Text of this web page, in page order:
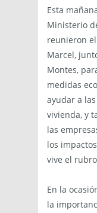
Esta
Ministerio
reunieron
Marcel,
Montes,
medidas
ayudar a
vivienda, y
las
los
vive el
En la
la